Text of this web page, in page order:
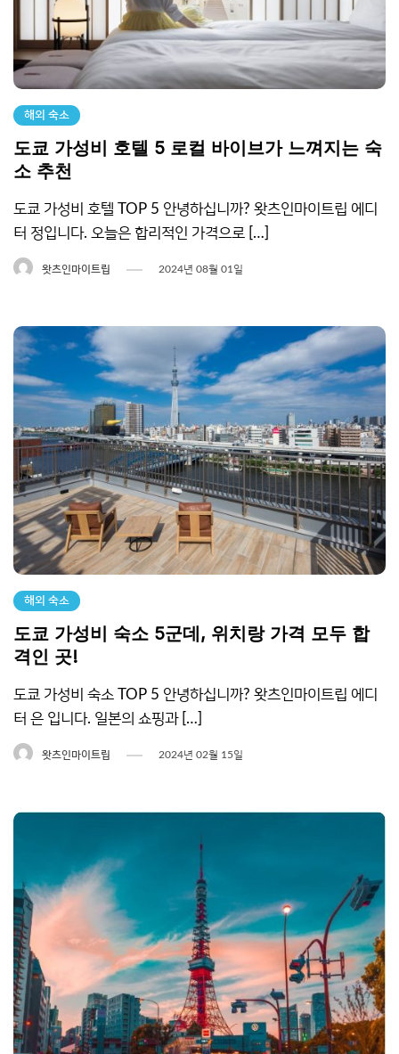
해외 숙소
도쿄 가성비 호텔 5 로컬 바이브가 느껴지는 숙
소 추천
도쿄 가성비 호텔 TOP 5 안녕하십니까? 왓츠인마이트립 에디
터 정입니다. 오늘은 합리적인 가격으로 […]
왓츠인마이트립 2024년 08월 01일
해외 숙소
도쿄 가성비 숙소 5군데, 위치랑 가격 모두 합
격인 곳!
도쿄 가성비 숙소 TOP 5 안녕하십니까? 왓츠인마이트립 에디
터 은 입니다. 일본의 쇼핑과 […]
왓츠인마이트립 2024년 02월 15일